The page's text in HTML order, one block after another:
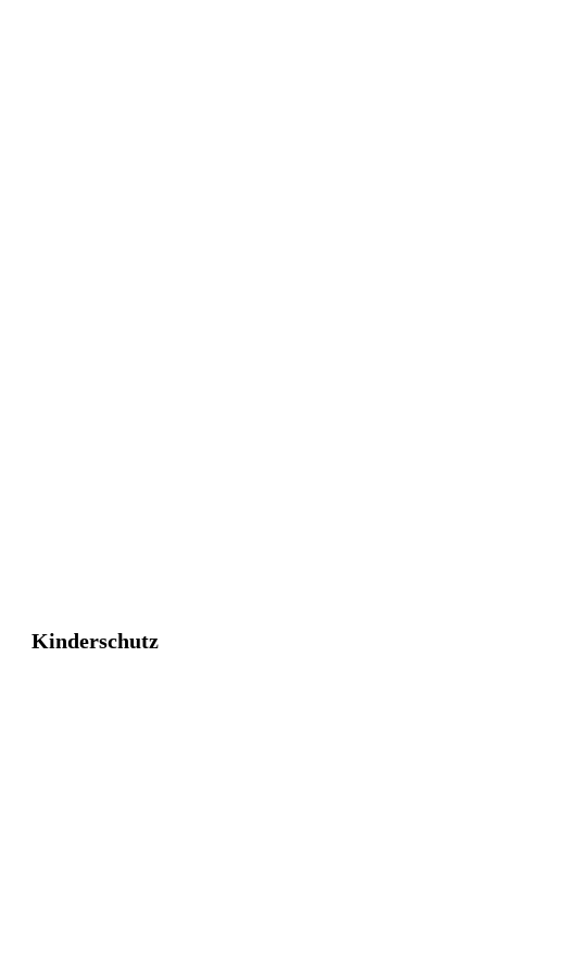
Kinderschutz